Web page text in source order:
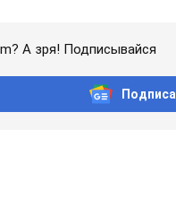
А зря! Подписывайся